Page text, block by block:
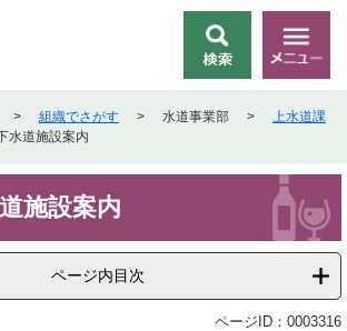
索
メ
ニ
ー
> 組織でさがす > 水道事業部 >
上水道課
水道施設案内
施設案内
ページ内目次
ページID：0003316